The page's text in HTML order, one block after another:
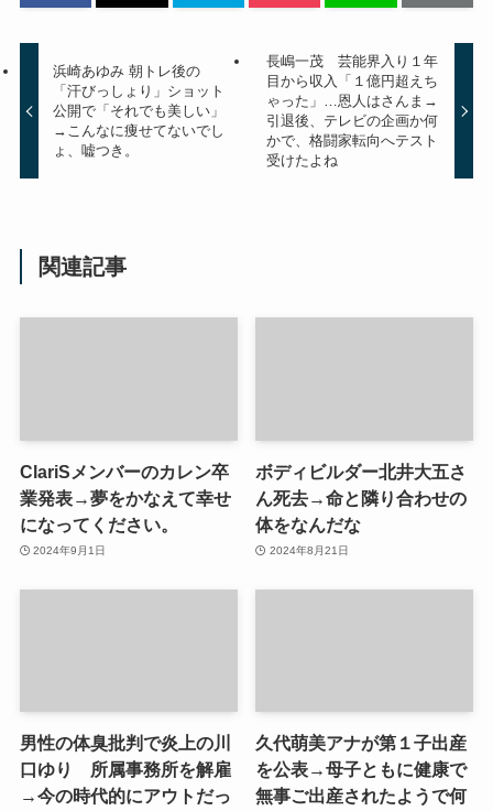
浜崎あゆみ 朝トレ後の
「汗びっしょり」ショット
公開で「それでも美しい」
→こんなに痩せてないでし
ょ、嘘つき。
長嶋一茂 芸能界入り１年
目から収入「１億円超えち
ゃった」…恩人はさんま→
引退後、テレビの企画か何
かで、格闘家転向へテスト
受けたよね
関連記事
ClariSメンバーのカレン卒
業発表→夢をかなえて幸せ
になってください。
2024年9月1日
ボディビルダー北井大五さ
ん死去→命と隣り合わせの
体をなんだな
2024年8月21日
男性の体臭批判で炎上の川
口ゆり 所属事務所を解雇
→今の時代的にアウトだっ
久代萌美アナが第１子出産
を公表→母子ともに健康で
無事ご出産されたようで何